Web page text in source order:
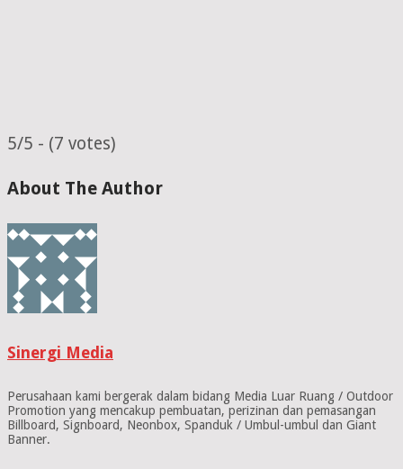
5/5 - (7 votes)
About The Author
Sinergi Media
Perusahaan kami bergerak dalam bidang Media Luar Ruang / Outdoor
Promotion yang mencakup pembuatan, perizinan dan pemasangan
Billboard, Signboard, Neonbox, Spanduk / Umbul-umbul dan Giant
Banner.